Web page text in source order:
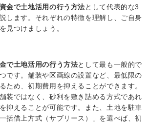
金で土地活用の行う方法として代表的な3
します。それぞれの特徴を理解し、ご自身
見つけましょう。
で土地活用の行う方法として最も一般的で
です。舗装や区画線の設置など、最低限の
ため、初期費用を抑えることができます。
装ではなく、砂利を敷き詰める方式であれ
抑えることが可能です。また、土地を駐車
括借上方式（サブリース）」を選べば、初